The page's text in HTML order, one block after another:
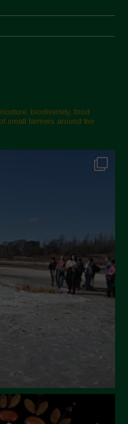
biodiversity, food
small farmers around the